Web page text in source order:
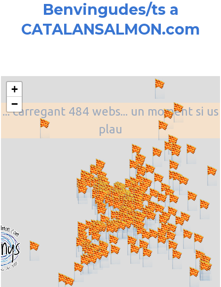
Benvingudes/ts a
CATALANSALMON.com
... carregant 484 webs... un moment si us
plau
+
−